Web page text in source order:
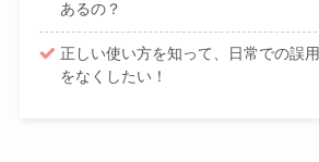
あるの？
正しい使い方を知って、日常での誤用
をなくしたい！